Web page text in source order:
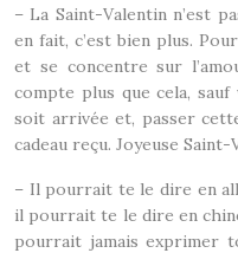
– La Saint-Valentin n’est
en fait, c’est bien plus.
et se concentre sur
compte plus que cela,
soit arrivée et, passer
cadeau reçu. Joyeuse Saint-
– Il pourrait te le dire en
il pourrait te le dire en
pourrait jamais exprimer